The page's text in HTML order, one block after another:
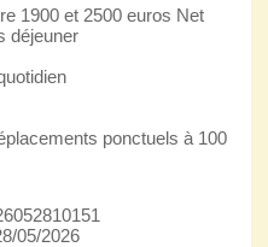
1900 et 2500 euros Net
déjeuner
ponctuels à 100
05/2026